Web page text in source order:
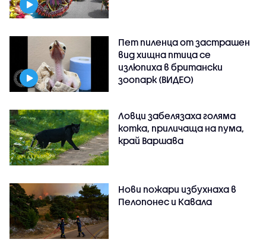
Пет пиленца от застрашен
вид хищна птица се
излюпиха в британски
зоопарк (ВИДЕО)
Ловци забелязаха голяма
котка, приличаща на пума,
край Варшава
Нови пожари избухнаха в
Пелопонес и Кавала